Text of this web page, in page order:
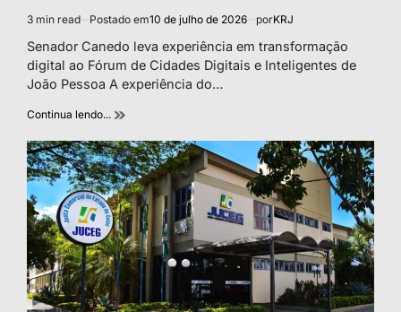
Estimated
read
time
3 min read Postado em10 de julho de 2026 porKRJ
Senador Canedo leva experiência em transformação
digital ao Fórum de Cidades Digitais e Inteligentes de
João Pessoa A experiência do…
Continua lendo...